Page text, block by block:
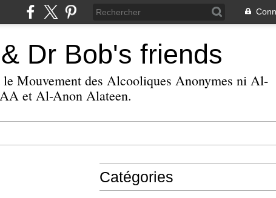
Dr Bob's friends
Mouvement des Alcooliques Anonymes ni Al-
et Al-Anon Alateen.
Catégories